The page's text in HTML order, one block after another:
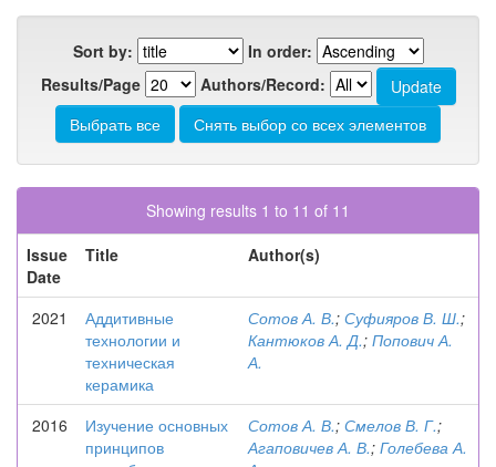
Sort by:
In order:
Results/Page
Authors/Record:
Showing results 1 to 11 of 11
Issue
Date
Title Author(s)
2021
Аддитивные
технологии и
техническая
керамика
Сотов А. В.; Суфияров В. Ш.;
Кантюков А. Д.; Попович А.
А.
2016
Изучение основных
принципов
Сотов А. В.; Смелов В. Г.;
Агаповичев А. В.; Голебева А.